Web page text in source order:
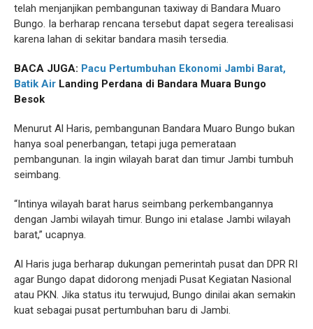
telah menjanjikan pembangunan taxiway di Bandara Muaro
Bungo. Ia berharap rencana tersebut dapat segera terealisasi
karena lahan di sekitar bandara masih tersedia.
BACA JUGA: Pacu Pertumbuhan Ekonomi Jambi Barat,
Batik Air Landing Perdana di Bandara Muara Bungo
Besok
Menurut Al Haris, pembangunan Bandara Muaro Bungo bukan
hanya soal penerbangan, tetapi juga pemerataan
pembangunan. Ia ingin wilayah barat dan timur Jambi tumbuh
seimbang.
“Intinya wilayah barat harus seimbang perkembangannya
dengan Jambi wilayah timur. Bungo ini etalase Jambi wilayah
barat,” ucapnya.
Al Haris juga berharap dukungan pemerintah pusat dan DPR RI
agar Bungo dapat didorong menjadi Pusat Kegiatan Nasional
atau PKN. Jika status itu terwujud, Bungo dinilai akan semakin
kuat sebagai pusat pertumbuhan baru di Jambi.